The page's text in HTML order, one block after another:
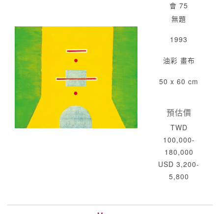
會 75
無題
1993
油彩 畫布
50 x 60 cm
預估價
TWD
100,000-
180,000
USD 3,200-
5,800